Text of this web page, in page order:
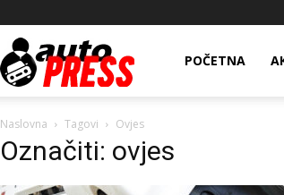
AutopressHRPOČETNA
Naslovna Tagovi Ovjes
Označiti: ovjes